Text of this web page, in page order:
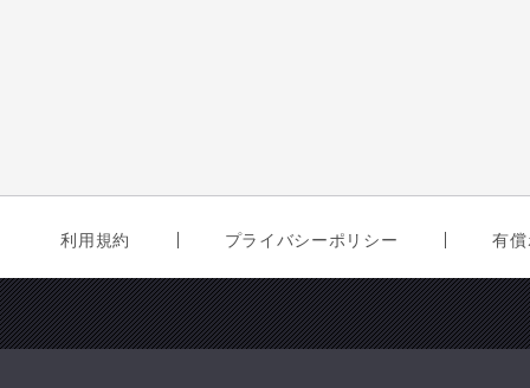
利用規約 プライバシーポリシー 有